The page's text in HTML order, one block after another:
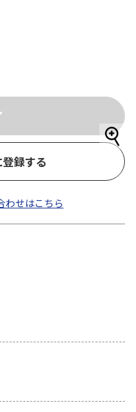
録する
わせはこちら